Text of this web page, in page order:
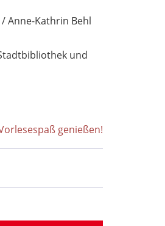
Anne-Kathrin Behl
und
genießen!